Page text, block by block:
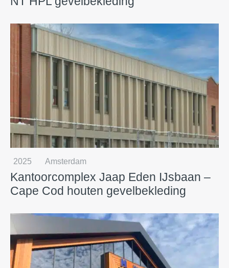
2025 Amsterdam
Kantoorcomplex Jaap Eden IJsbaan –
Cape Cod houten gevelbekleding